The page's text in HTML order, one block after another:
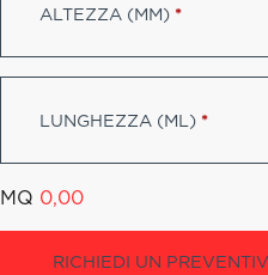
ALTEZZA (MM) *
LUNGHEZZA (ML) *
MQ 0,00
RICHIEDI UN